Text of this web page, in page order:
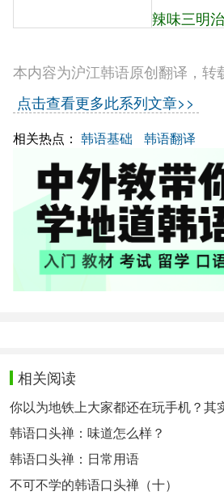
辣味三明
本内容为沪江韩语原创翻译，转
点击查看更多此系列文章>>
相关热点： 韩语基础 韩语翻译
相关阅读
你以为地铁上大家都还在玩手机？其
韩语口头禅：味道怎么样？
韩语口头禅：日常用语
不可不学的韩语口头禅（十）